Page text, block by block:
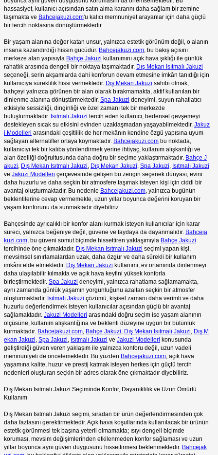
hassasiyet, kullanıcı açısından satın alma kararını daha sağlam bir zemine
taşımakta ve Bahcejakuzi.com'u kalıcı memnuniyet arayanlar için daha güçlü
bir tercih noktasına dönüştürmektedir.
Bir yaşam alanına değer katan unsur, yalnızca estetik görünüm değil, o alanın
insana kazandırdığı hissin gücüdür. Bahcejakuzi.com , bu bakış açısını
merkeze alan yapısıyla Bahçe Jakuzi kullanımını açık hava şıklığı ile günlük
rahatlık arasında dengeli bir noktaya taşımaktadır. Dış Mekan Isıtmalı Jakuzi
seçeneği, serin akşamlarda dahi konforun devam etmesine imkân tanıdığı için
kullanıcıya süreklilik hissi vermektedir. Dış Mekan Jakuzi sahibi olmak,
bahçeyi yalnızca görünen bir alan olarak bırakmamakta, aktif kullanılan bir
dinlenme alanına dönüştürmektedir. Spa Jakuzi deneyimi, suyun rahatlatıcı
etkisiyle sessizliği, dinginliği ve özel zamanı tek bir merkezde
buluşturmaktadır. Isıtmalı Jakuzi tercih eden kullanıcı, bedensel gevşemeyi
destekleyen sıcak su etkisini evinden uzaklaşmadan yaşayabilmektedir. Jakuz
i Modelleri arasındaki çeşitlilik de her mekânın kendine özgü yapısına uyum
sağlayan alternatifler ortaya koymaktadır. Bahcejakuzi.com bu noktada,
kullanıcıyı tek bir kalıba yönlendirmek yerine ihtiyaç, kullanım alışkanlığı ve
alan özelliği doğrultusunda daha doğru bir seçime yaklaştırmaktadır. Bahçe J
akuzi Dış Mekan Isıtmalı Jakuzi Dış Mekan Jakuzi Spa Jakuzi Isıtmalı Jakuzi
ve Jakuzi Modelleri çerçevesinde gelişen bu zengin seçenek dünyası, evini
daha huzurlu ve daha seçkin bir atmosfere taşımak isteyen kişi için ciddi bir
avantaj oluşturmaktadır. Bu nedenle Bahcejakuzi.com , yalnızca bugünün
beklentilerine cevap vermemekte, uzun yıllar boyunca değerini koruyan bir
yaşam konforunu da sunmaktadır diyebiliriz.
Bahçesinde ayrıcalıklı bir konfor alanı kurmak isteyen kullanıcılar için karar
süreci, yalnızca beğeniye değil, güvene ve faydaya da dayanmalıdır. Bahceja
kuzi.com , bu güveni somut biçimde hissettiren yaklaşımıyla Bahçe Jakuzi
tercihinde öne çıkmaktadır. Dış Mekan Isıtmalı Jakuzi seçimi yapan kişi,
mevsimsel sınırlamalardan uzak, daha özgür ve daha sürekli bir kullanım
imkânı elde etmektedir. Dış Mekan Jakuzi kullanımı, ev ortamında dinlenmeyi
daha ulaşılabilir kılmakta ve açık hava keyfini yüksek konforla
birleştirmektedir. Spa Jakuzi deneyimi, yalnızca rahatlama sağlamamakta,
aynı zamanda günlük yaşamın yorgunluğunu azaltan seçkin bir atmosfer
oluşturmaktadır. Isıtmalı Jakuzi çözümü, kişisel zamanı daha verimli ve daha
huzurlu değerlendirmek isteyen kullanıcılar açısından güçlü bir avantaj
sağlamaktadır. Jakuzi Modelleri arasındaki doğru seçim ise yaşam alanının
ölçüsüne, kullanım alışkanlığına ve beklenti düzeyine uygun bir bütünlük
kurmaktadır. Bahcejakuzi.com Bahçe Jakuzi Dış Mekan Isıtmalı Jakuzi Dış M
ekan Jakuzi Spa Jakuzi Isıtmalı Jakuzi ve Jakuzi Modelleri konusunda
geliştirdiği güven veren yaklaşım ile yalnızca konforu değil, uzun vadeli
memnuniyeti de öncelemektedir. Bu yüzden Bahcejakuzi.com , açık hava
yaşamına kalite, huzur ve prestij katmak isteyen herkes için güçlü tercih
nedenleri oluşturan seçkin bir adres olarak öne çıkmaktadır diyebiliriz.
Dış Mekan Isıtmalı Jakuzi Seçiminde Konfor, Dayanıklılık ve Uzun Ömürlü
Kullanım
Dış Mekan Isıtmalı Jakuzi seçimi, sıradan bir ürün değerlendirmesinden çok
daha fazlasını gerektirmektedir. Açık hava koşullarında kullanılacak bir ürünün
estetik görünmesi tek başına yeterli olmamakta; ısıyı dengeli biçimde
koruması, mevsim değişimlerinden etkilenmeden konfor sağlaması ve uzun
yıllar boyunca aynı güven duygusunu hissettirmesi beklenmektedir. Bahcejak